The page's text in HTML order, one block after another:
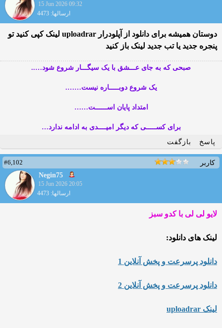
15 Jun 2026 09:32
ارسالها: 4473
دوستان همیشه برای دانلود از آپلودرار uploadrar لینک کپی کنید تو
پنجره جدید یا تب جدید لینک باز کنید
صبحی که به جای عـــشق با یک سیگـــار شروع شود…..
یک شروع دوبـــــاره نیست…….
امتداد پایان اســــــت……
برای کســـــی که دیگر امیــــدی به ادامه ندارد…
پاسخ
بازگفت
کاربر
#6,102
Negin75
15 Jun 2026 20:05
ارسالها: 4473
لایو لی لی با کدو سبز
لینک های دانلود:
دانلود پرسرعت و پخش آنلاین 1
دانلود پرسرعت و پخش آنلاین 2
لینک uploadrar